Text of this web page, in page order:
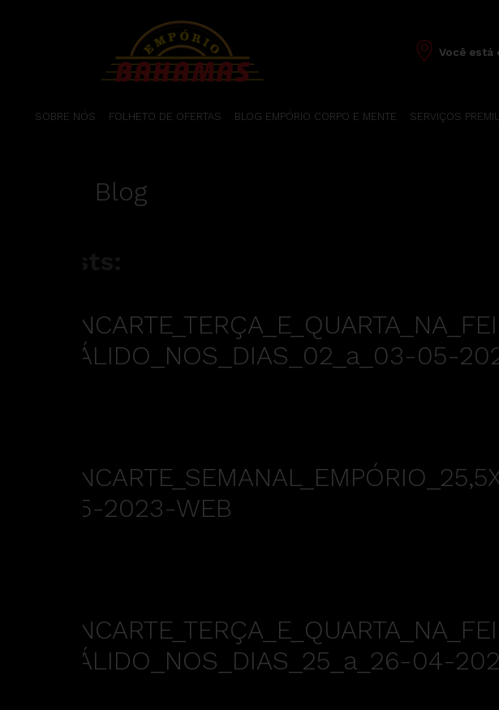
Você está
SOBRE NÓS FOLHETO DE OFERTAS BLOG EMPÓRIO CORPO E MENTE SERVIÇOS
Blog
VÁLIDO_NOS_DIAS_02_a_03-05-
05-2023-WEB
VÁLIDO_NOS_DIAS_25_a_26-04-